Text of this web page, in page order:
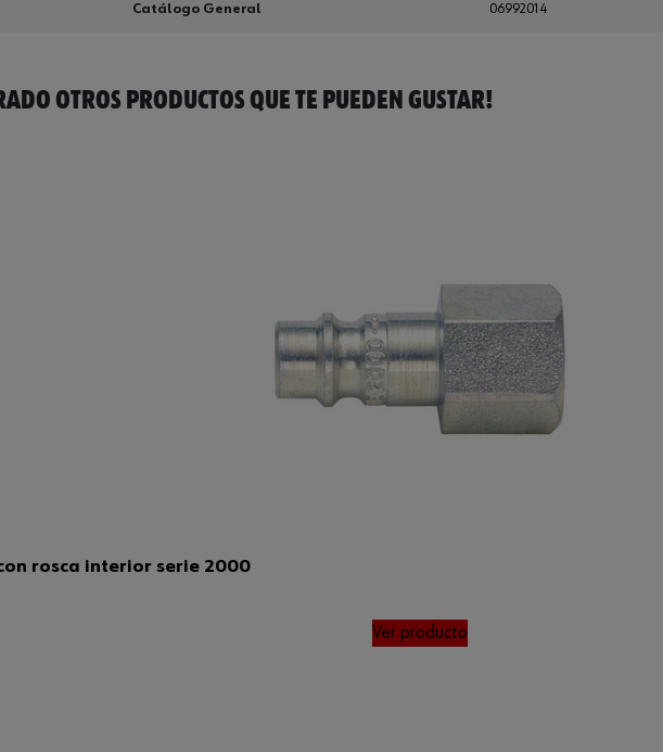
Catálogo General 06992014
OTROS PRODUCTOS QUE TE PUEDEN GUSTAR!
rosca interior serie 2000
Ver producto